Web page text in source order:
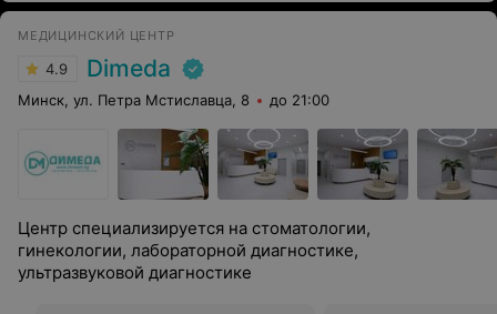
МЕДИЦИНСКИЙ ЦЕНТР
4.9 Dimeda
Минск, ул. Петра Мстиславца, 8 до 21:00
Центр специализируется на стоматологии,
гинекологии, лабораторной диагностике,
ультразвуковой диагностике